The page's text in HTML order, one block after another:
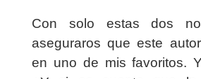
Con solo estas dos
aseguraros que este
en uno de mis favoritos.